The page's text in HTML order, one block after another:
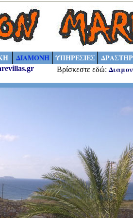
ΔΙΑΜΟΝΗ ΥΠΗΡΕΣΙΕΣ
Βρίσκεστε εδώ:
Βίλλες Κάρπαθος